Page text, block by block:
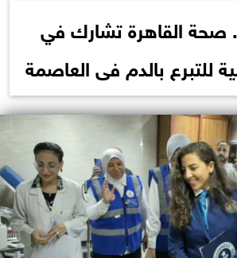
صحة القاهرة تشارك في
للتبرع بالدم فى العاصمة